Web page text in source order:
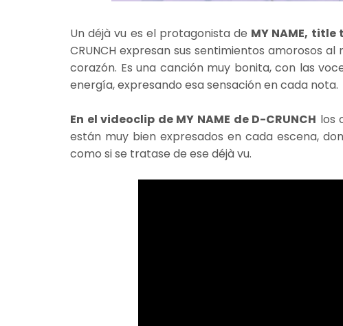
Un déjà vu es el protagonista de MY NAME, title
CRUNCH expresan sus sentimientos amorosos
corazón. Es una canción muy bonita, con las
energía, expresando esa sensación en cada nota.
En el videoclip de MY NAME de D-CRUNCH los
están muy bien expresados en cada escena,
como si se tratase de ese déjà vu.